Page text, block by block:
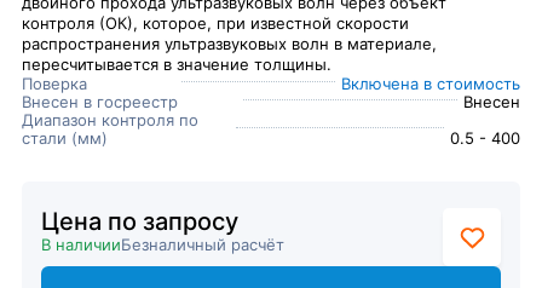
контроля (ОК), которое, при известной скорости
распространения ультразвуковых волн в материале,
пересчитывается в значение толщины.
Поверка
Включена в стоимость
Внесен в госреестр
Внесен
Диапазон контроля по
стали (мм)
0.5 - 400
Цена по запросу
В наличииБезналичный расчёт